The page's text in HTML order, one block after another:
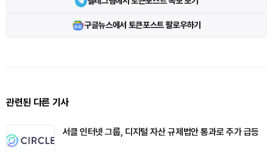
구글뉴스에서 토큰포스트 팔로우하기
관련된 다른 기사
서클 인터넷 그룹, 디지털 자산 규제법안 통과로 주가 급등